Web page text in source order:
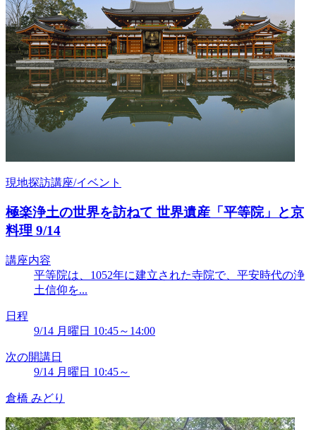
現地探訪講座/イベント
極楽浄土の世界を訪ねて 世界遺産「平等院」と京
料理 9/14
講座内容
平等院は、1052年に建立された寺院で、平安時代の浄
土信仰を...
日程
9/14 月曜日 10:45～14:00
次の開講日
9/14 月曜日 10:45～
倉橋 みどり